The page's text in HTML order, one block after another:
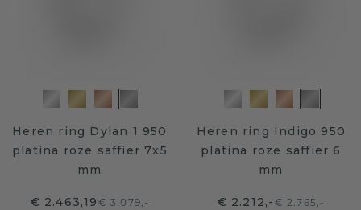
Heren ring Dylan 1 950
platina roze saffier 7x5
mm
€ 2.463,19€ 3.079,-
Heren ring Indigo 950
platina roze saffier 6
mm
€ 2.212,-€ 2.765,-